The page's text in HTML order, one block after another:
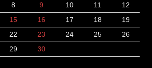
8 9 10 11
12
15 16 17 18
19
22 23 24 25
26
29 30